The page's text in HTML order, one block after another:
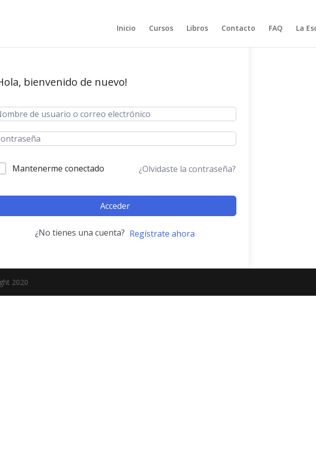
Inicio Cursos Libros Contacto FAQ La
bienvenido de nuevo!
Mantenerme conectado ¿Olvidaste la contraseña?
Acceder
¿No tienes una cuenta? Regístrate ahora
2020